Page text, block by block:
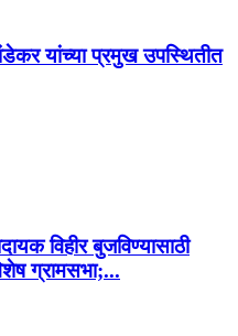
यांच्या प्रमुख उपस्थितीत
विहीर बुजविण्यासाठी
ग्रामसभा;...